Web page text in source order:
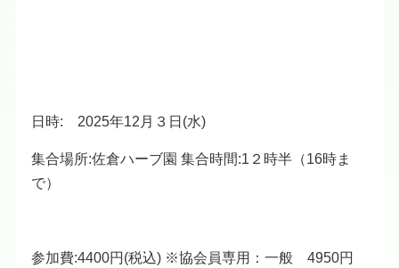
日時: 2025年12月３日(水)
集合場所:佐倉ハーブ園 集合時間:1２時半（16時ま
で）
参加費:4400円(税込) ※協会員専用：一般 4950円